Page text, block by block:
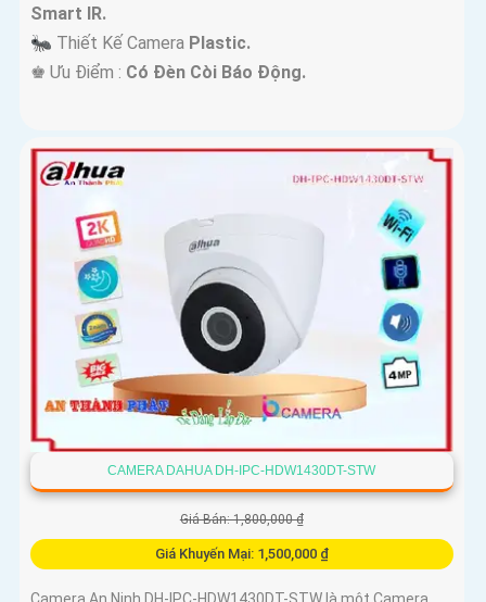
Smart IR.
🐜 Thiết Kế Camera Plastic.
️♚ Ưu Điểm : Có Đèn Còi Báo Động.
CAMERA DAHUA DH-IPC-HDW1430DT-STW
Giá Bán: 1,800,000 ₫
Giá Khuyến Mại: 1,500,000 ₫